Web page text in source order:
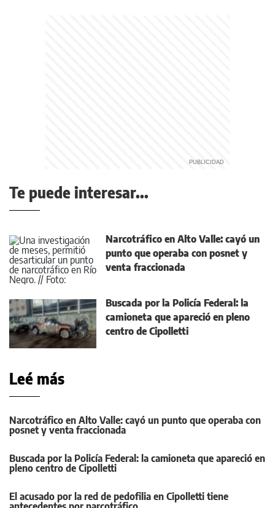
Te puede interesar...
Narcotráfico en Alto Valle: cayó un
punto que operaba con posnet y
venta fraccionada
Buscada por la Policía Federal: la
camioneta que apareció en pleno
centro de Cipolletti
Leé más
Narcotráfico en Alto Valle: cayó un punto que operaba con
posnet y venta fraccionada
Buscada por la Policía Federal: la camioneta que apareció en
pleno centro de Cipolletti
El acusado por la red de pedofilia en Cipolletti tiene